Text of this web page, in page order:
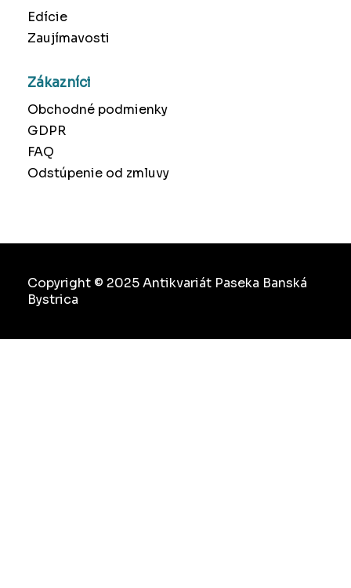
Edície
Zaujímavosti
Zákazníci
Obchodné podmienky
GDPR
FAQ
Odstúpenie od zmluvy
Copyright © 2025 Antikvariát Paseka Banská
Bystrica